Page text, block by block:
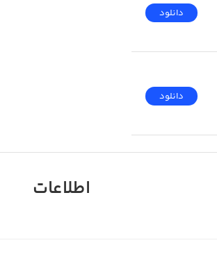
دانلود
دانلود
اطلاعات